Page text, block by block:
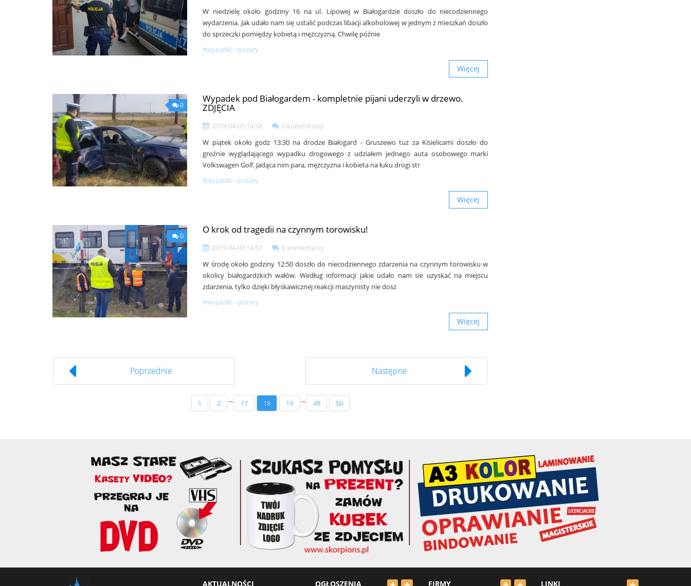
W niedzielę około godziny 16 na ul. Lipowej w Białogardzie doszło do niecodziennego
wydarzenia. Jak udało nam się ustalić podczas libacji alkoholowej w jednym z mieszkań doszło
do sprzeczki pomiędzy kobietą i mężczyzną. Chwilę późnie
#wypadki - pożary
Więcej
0
Wypadek pod Białogardem - kompletnie pijani uderzyli w drzewo.
ZDJĘCIA
2019-04-05 14:58
0 komentarzy
W piątek około godz 13:30 na drodze Białogard - Gruszewo tuż za Kisielicami doszło do
groźnie wyglądającego wypadku drogowego z udziałem jednego auta osobowego marki
Volkswagen Golf. Jadąca nim para, mężczyzna i kobieta na łuku drogi str
#wypadki - pożary
Więcej
0
O krok od tragedii na czynnym torowisku!
2019-04-03 14:57
0 komentarzy
W środę około godziny 12:50 doszło do niecodziennego zdarzenia na czynnym torowisku w
okolicy białogardzkich wałów. Według informacji jakie udało nam sie uzyskać na miejscu
zdarzenia, tylko dzięki błyskawicznej reakcji maszynisty nie dosz
#wypadki - pożary
Więcej
Poprzednie Następne
1 2 ... 17 18 19 ... 49 50
AKTUALNOŚCI OGŁOSZENIA FIRMY LINKI